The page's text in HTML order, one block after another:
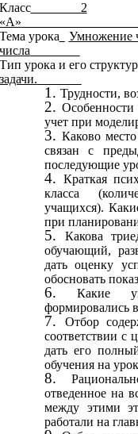
_________ 2
урока_
Умножение
_________
урока и его
Трудности,
Особенности
учет при
Каково
связан с
последующие
Краткая
класса
учащихся).
при
Какова
обучающий,
дать оценку
обосновать
Какие
формировались
Отбор
соответствии с
дать его
обучения на
отведенное на
между этими
работали на